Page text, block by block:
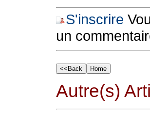
S'inscrire
un
Autre(s)